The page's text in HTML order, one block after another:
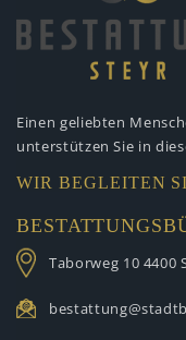
Einen geliebten
unterstützen Sie in
WIR BEGLEITEN
Taborweg 10 4400